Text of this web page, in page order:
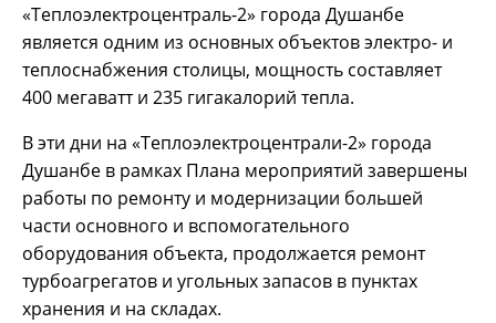
«Теплоэлектроцентраль-2» города Душанбе
является одним из основных объектов электро- и
теплоснабжения столицы, мощность составляет
400 мегаватт и 235 гигакалорий тепла.
В эти дни на «Теплоэлектроцентрали-2» города
Душанбе в рамках Плана мероприятий завершены
работы по ремонту и модернизации большей
части основного и вспомогательного
оборудования объекта, продолжается ремонт
турбоагрегатов и угольных запасов в пунктах
хранения и на складах.